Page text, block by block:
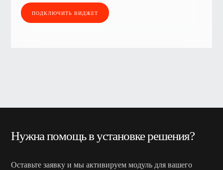
ПОДКЛЮЧИТЬ ВИДЖЕТ
Нужна помощь в установке решения?
Оставьте заявку и мы активируем модуль для вашего